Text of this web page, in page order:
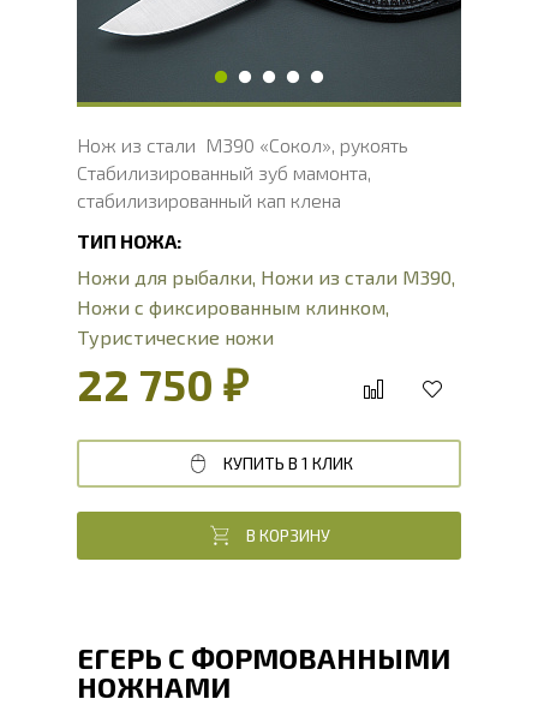
Толщина рукояти, мм
23.3
Твердость клинка, HRC
Нож из стали M390 «Сокол», рукоять
Стабилизированный зуб мамонта,
стабилизированный кап клена
ТИП НОЖА:
Ножи для рыбалки, Ножи из стали М390,
Ножи с фиксированным клинком,
Туристические ножи
22 750 ₽
КУПИТЬ В 1 КЛИК
В КОРЗИНУ
ЕГЕРЬ С ФОРМОВАННЫМИ
НОЖНАМИ